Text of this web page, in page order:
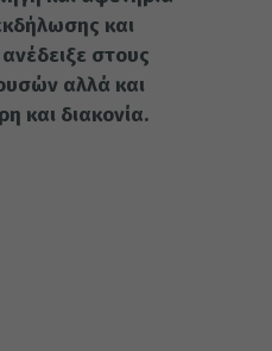
και
στους
αλλά και
και διακονία.